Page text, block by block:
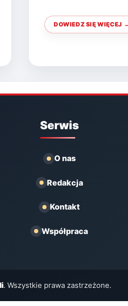
DOWIEDZ SIĘ WIĘCEJ
Z
Serwis
O nas
Redakcja
Kontakt
Współpraca
. Wszystkie prawa zastrzeżone.